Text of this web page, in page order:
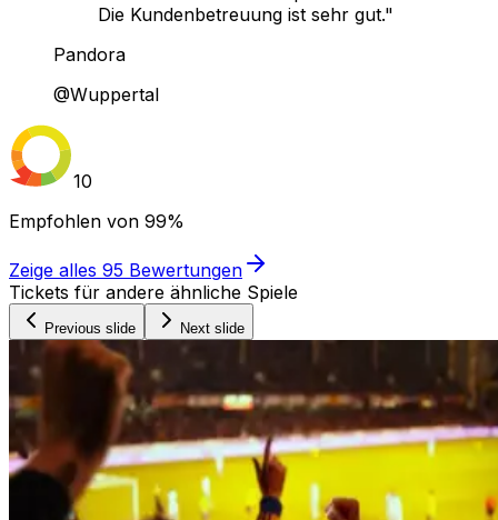
Die Kundenbetreuung ist sehr gut."
Pandora
@Wuppertal
10
Empfohlen von 99%
Zeige alles 95 Bewertungen
Tickets für andere ähnliche Spiele
Previous slide Next slide